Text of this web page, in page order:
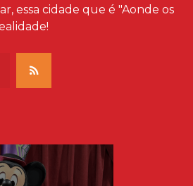
essa cidade que é "Aonde os